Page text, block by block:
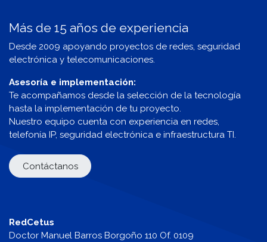
Más de 15 años de experiencia
Desde 2009 apoyando proyectos de redes, seguridad
electrónica y telecomunicaciones.
Asesoría e implementación:
Te acompañamos desde la selección de la tecnología
hasta la implementación de tu proyecto.
Nuestro equipo cuenta con experiencia en redes,
telefonía IP, seguridad electrónica e infraestructura TI.
Contáctanos
RedCetus
Doctor Manuel Barros Borgoño 110 Of. 0109